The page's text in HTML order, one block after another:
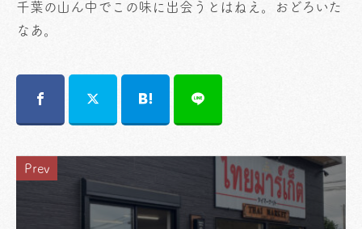
千葉の山ん中でこの味に出会うとはねえ。おどろいた
なあ。
Prev